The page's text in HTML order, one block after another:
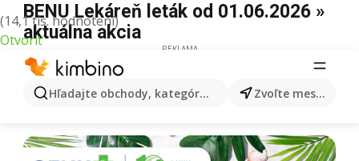
(14,1 tis. hodnotení)
Otvoriť
Hľadajte obchody, kategórie, produkty... Zvoľte mesto
BENU Lekáreň leták od 01.06.2026 »
aktuálna akcia
REKLAMA